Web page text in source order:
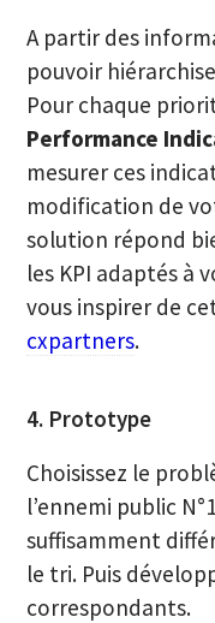
A partir des
pouvoir
Pour chaque
Performance
mesurer ces
modification de
solution répond
les KPI adaptés à
vous inspirer de
cxpartners.
4. Prototype
Choisissez le
l’ennemi public
suffisamment
le tri. Puis
correspondants.